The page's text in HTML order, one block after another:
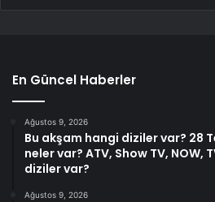
En Güncel Haberler
Ağustos 9, 2026
Bu akşam hangi diziler var? 28
neler var? ATV, Show TV, NOW,
diziler var?
Ağustos 9, 2026